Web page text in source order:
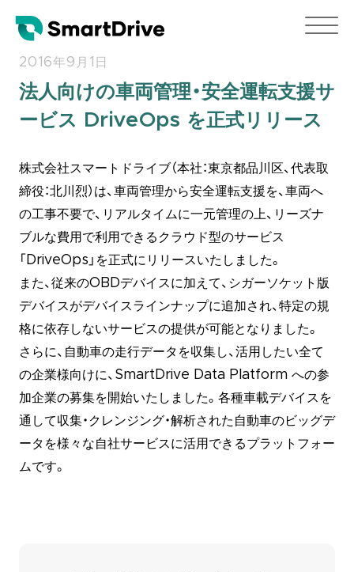
2016年9月1日
法人向けの車両管理・安全運転支援サ
ービス DriveOps を正式リリース
株式会社スマートドライブ（本社：東京都品川区、代表取
締役：北川烈）は、車両管理から安全運転支援を、車両へ
の工事不要で、リアルタイムに一元管理の上、リーズナ
ブルな費用で利用できるクラウド型のサービス
「DriveOps」を正式にリリースいたしました。
また、従来のOBDデバイスに加えて、シガーソケット版
デバイスがデバイスラインナップに追加され、特定の規
格に依存しないサービスの提供が可能となりました。
さらに、自動車の走行データを収集し、活用したい全て
の企業様向けに、SmartDrive Data Platform への参
加企業の募集を開始いたしました。各種車載デバイスを
通して収集・クレンジング・解析された自動車のビッグデ
ータを様々な自社サービスに活用できるプラットフォー
ムです。